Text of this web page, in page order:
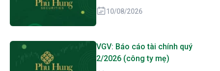
10/08/2026
VGV: Báo cáo tài chính quý
2/2026 (công ty mẹ)